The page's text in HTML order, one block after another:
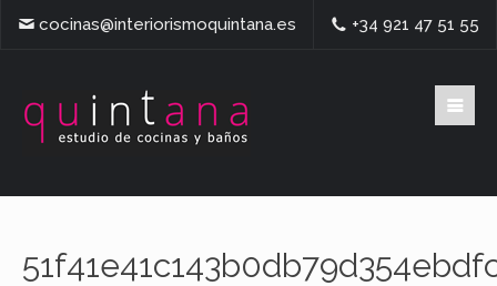
cocinas@interiorismoquintana.es +34 921 47 51 55